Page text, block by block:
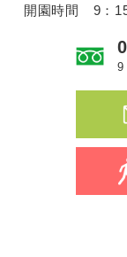
開園時間 9：15
9